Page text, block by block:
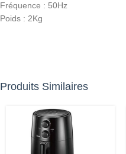
Fréquence : 50Hz
Poids : 2Kg
Produits Similaires